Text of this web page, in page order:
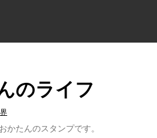
のライフ
かたんのスタンプです。